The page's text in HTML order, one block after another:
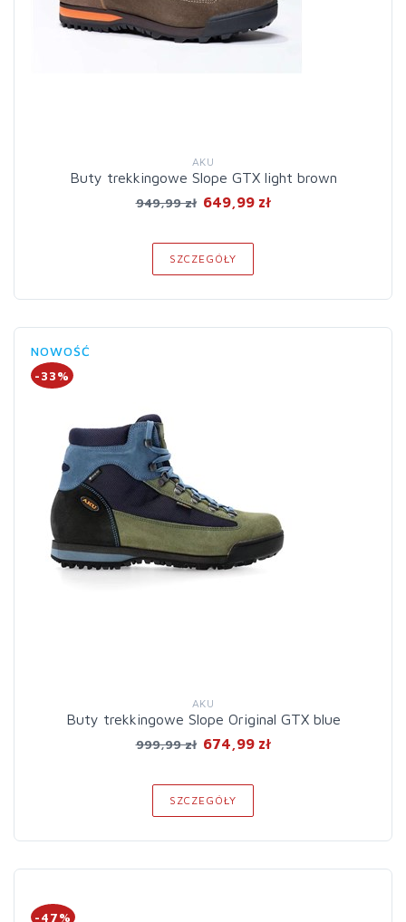
AKU
Buty trekkingowe Slope GTX light brown
949,99 zł 649,99 zł
SZCZEGÓŁY
NOWOŚĆ
-33%
AKU
Buty trekkingowe Slope Original GTX blue
999,99 zł 674,99 zł
SZCZEGÓŁY
-47%